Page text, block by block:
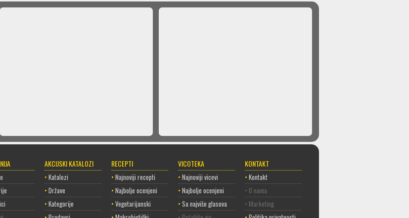
AKCIJSKI KATALOZI
• Katalozi
• Države
• Kategorije
RECEPTI
• Najnoviji recepti
• Najbolje ocenjeni
• Vegetarijanski
VICOTEKA
• Najnoviji vicevi
• Najbolje ocenjeni
• Sa najviše glasova
KONTAKT
• Kontakt
• O nama
• Marketing